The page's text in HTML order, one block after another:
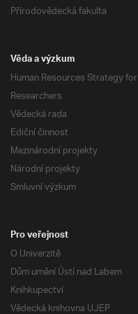
Přírodovědecká fakulta
Věda a výzkum
Human Resources Strategy for
Researchers
Vědecká rada
Ediční činnost
Mezinárodní projekty
Národní projekty
Smluvní výzkum
Pro veřejnost
O Univerzitě
Dům umění Ústí nad Labem
Knihkupectví
Vědecká knihovna UJEP